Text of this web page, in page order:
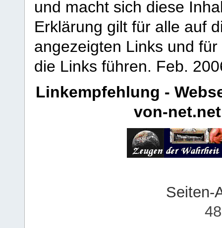
und macht sich diese
Erklärung gilt für alle auf
angezeigten Links und
die Links führen. Feb.
Linkempfehlung -
von-net.net
Seiten-